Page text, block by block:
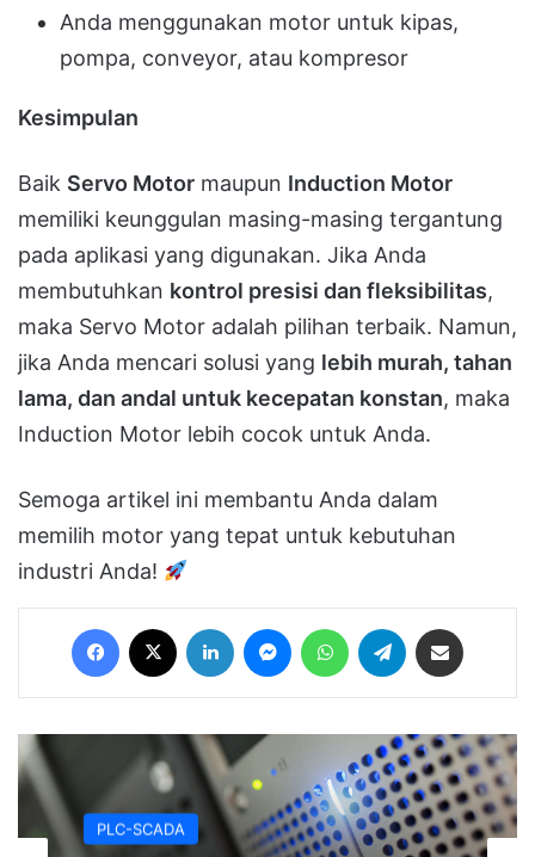
Anda menggunakan motor untuk kipas,
pompa, conveyor, atau kompresor
Kesimpulan
Baik Servo Motor maupun Induction Motor
memiliki keunggulan masing-masing tergantung
pada aplikasi yang digunakan. Jika Anda
membutuhkan kontrol presisi dan fleksibilitas,
maka Servo Motor adalah pilihan terbaik. Namun,
jika Anda mencari solusi yang lebih murah, tahan
lama, dan andal untuk kecepatan konstan, maka
Induction Motor lebih cocok untuk Anda.
Semoga artikel ini membantu Anda dalam
memilih motor yang tepat untuk kebutuhan
industri Anda!
Facebook LinkedIn MessengerWhatsAppTelegram
PLC-SCADA